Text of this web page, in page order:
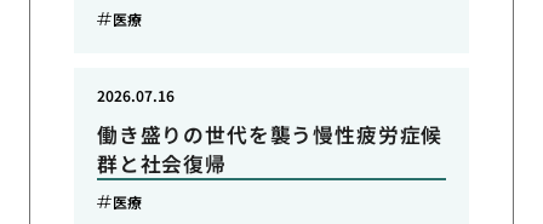
医療
働き盛りの世代を襲う慢性疲労症候
群と社会復帰
2026.07.16
医療